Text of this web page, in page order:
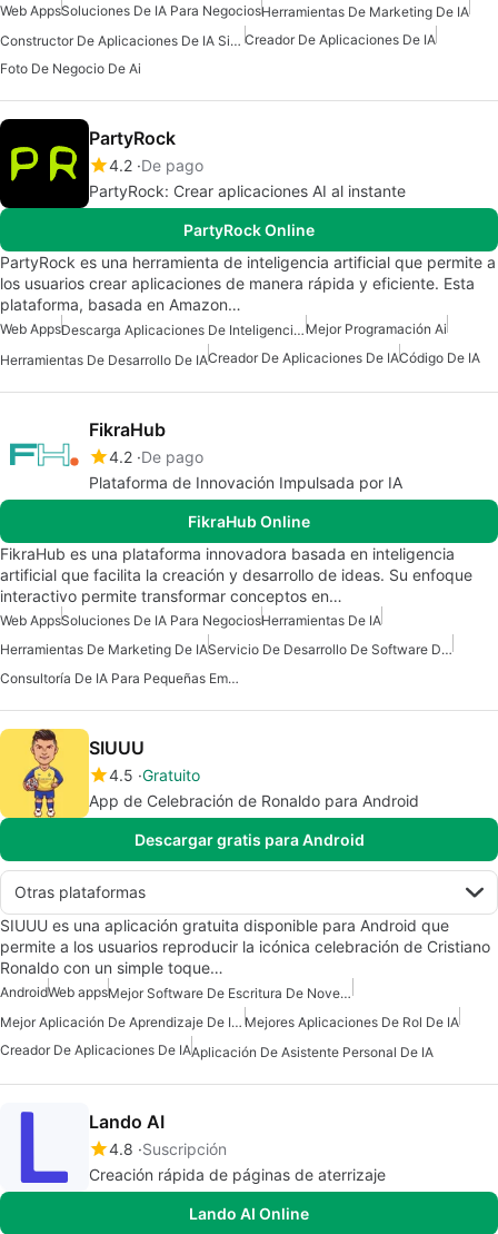
Web AppsSoluciones De IA Para NegociosHerramientas De Marketing De IA
Constructor De Aplicaciones De IA Sin Código Creador De Aplicaciones De IA
Foto De Negocio De Ai
PartyRock
4.2 De pago
PartyRock: Crear aplicaciones AI al instante
PartyRock Online
PartyRock es una herramienta de inteligencia artificial que permite a
los usuarios crear aplicaciones de manera rápida y eficiente. Esta
plataforma, basada en Amazon…
Web Apps Descarga Aplicaciones De Inteligencia Artificial (IA)Mejor Programación Ai
Herramientas De Desarrollo De IACreador De Aplicaciones De IACódigo De IA
FikraHub
4.2 De pago
Plataforma de Innovación Impulsada por IA
FikraHub Online
FikraHub es una plataforma innovadora basada en inteligencia
artificial que facilita la creación y desarrollo de ideas. Su enfoque
interactivo permite transformar conceptos en…
Web AppsSoluciones De IA Para NegociosHerramientas De IA
Herramientas De Marketing De IA
Servicio De Desarrollo De Software De IA
Consultoría De IA Para Pequeñas Empresas
SIUUU
4.5 Gratuito
App de Celebración de Ronaldo para Android
Descargar gratis para Android
Otras plataformas
SIUUU es una aplicación gratuita disponible para Android que
permite a los usuarios reproducir la icónica celebración de Cristiano
Ronaldo con un simple toque…
AndroidWeb apps
Mejor Software De Escritura De Novelas De IA
Mejor Aplicación De Aprendizaje De Idiomas Con IA Mejores Aplicaciones De Rol De IA
Creador De Aplicaciones De IAAplicación De Asistente Personal De IA
Lando AI
4.8 Suscripción
Creación rápida de páginas de aterrizaje
Lando AI Online